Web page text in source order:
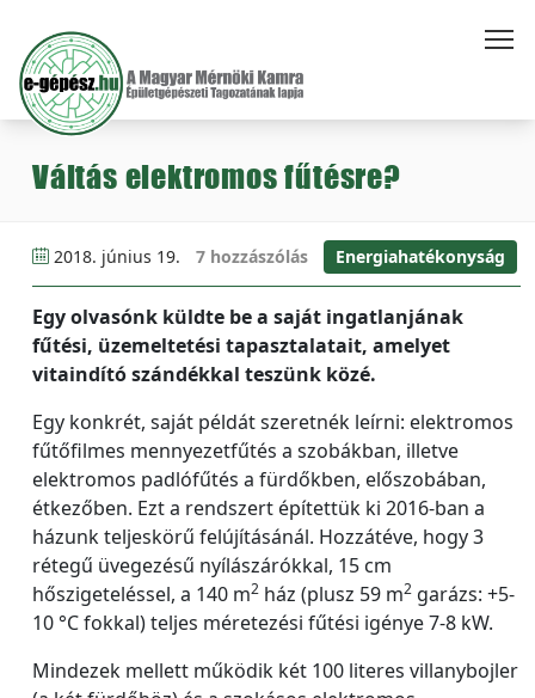
Váltás elektromos fűtésre?
2018. június 19. 7 hozzászólás Energiahatékonyság
Egy olvasónk küldte be a saját ingatlanjának
fűtési, üzemeltetési tapasztalatait, amelyet
vitaindító szándékkal teszünk közé.
Egy konkrét, saját példát szeretnék leírni: elektromos
fűtőfilmes mennyezetfűtés a szobákban, illetve
elektromos padlófűtés a fürdőkben, előszobában,
étkezőben. Ezt a rendszert építettük ki 2016-ban a
házunk teljeskörű felújításánál. Hozzátéve, hogy 3
rétegű üvegezésű nyílászárókkal, 15 cm
hőszigeteléssel, a 140 m2 ház (plusz 59 m2 garázs: +5-
10 °C fokkal) teljes méretezési fűtési igénye 7-8 kW.
Mindezek mellett működik két 100 literes villanybojler